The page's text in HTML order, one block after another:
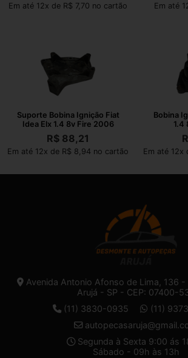
Em até 12x de R$ 7,70 no cartão
Em até
Suporte Bobina Ignição Fiat
Idea Elx 1.4 8v Fire 2006
R$ 88,21
Em até 12x de R$ 8,94 no cartão
Bobina
1.4
Em até 12x
Avenida Antonio Afonso de Lima, 136 -
Arujá - SP - CEP: 07400-
(11) 3830-0935
(11)
Segunda à Sexta 9:00 ás
Sábado - 09h às 13h